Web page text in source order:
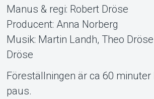
Manus & regi: Robert Dröse
Producent: Anna Norberg
Musik: Martin Landh, Theo
Dröse
Föreställningen är ca 60 minuter
paus.